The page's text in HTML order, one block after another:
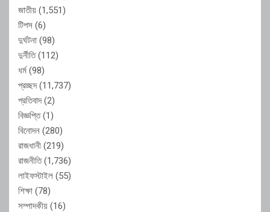
জাতীয় (1,551)
টিপস (6)
দুর্ঘটনা (98)
দুর্নীতি(112)
ধর্ম(98)
প্রচ্ছদ(11,737)
প্রতিবাদ(2)
বিজ্ঞপ্তি(1)
বিনোদন (280)
রাজধানী (219)
রাজনীতি(1,736)
লাইফস্টাইল (55)
শিক্ষা (78)
সম্পাদকীয় (16)